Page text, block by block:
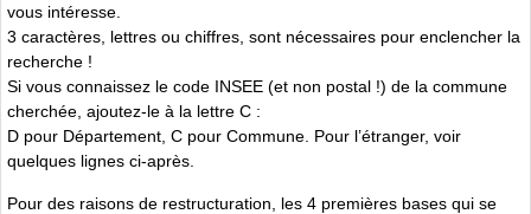
vous intéresse.
3 caractères, lettres ou chiffres, sont nécessaires pour enclencher la
recherche !
Si vous connaissez le code INSEE (et non postal !) de la commune
cherchée, ajoutez-le à la lettre C :
D pour Département, C pour Commune. Pour l’étranger, voir
quelques lignes ci-après.
Pour des raisons de restructuration, les 4 premières bases qui se